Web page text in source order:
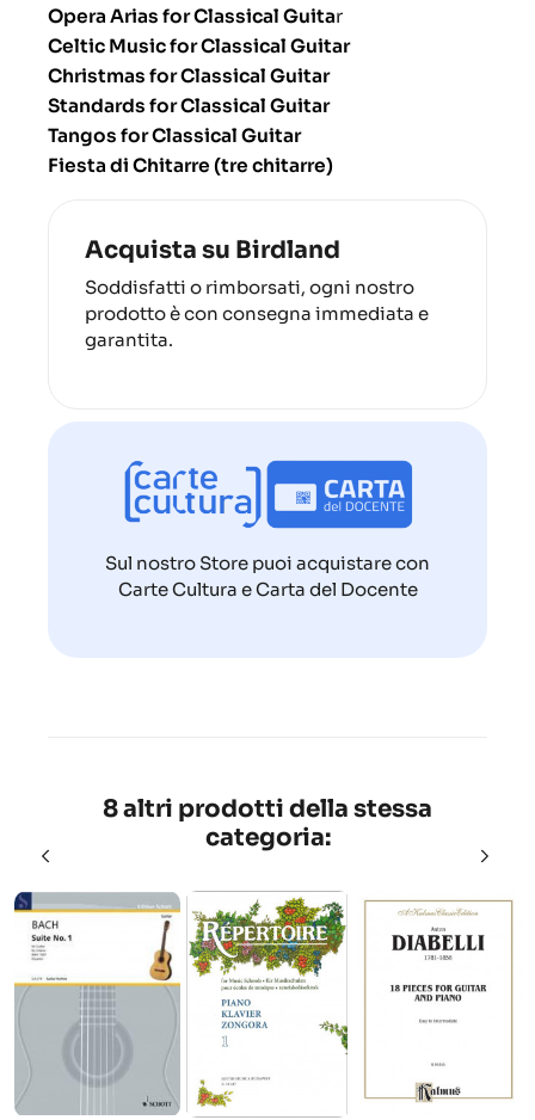
Opera Arias for Classical Guitar
Celtic Music for Classical Guitar
Christmas for Classical Guitar
Standards for Classical Guitar
Tangos for Classical Guitar
Fiesta di Chitarre (tre chitarre)
Acquista su Birdland
Soddisfatti o rimborsati, ogni nostro
prodotto è con consegna immediata e
garantita.
Sul nostro Store puoi acquistare con
Carte Cultura e Carta del Docente
8 altri prodotti della stessa
categoria: